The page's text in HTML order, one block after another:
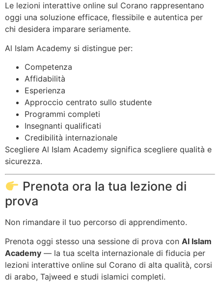
Le lezioni interattive online sul Corano rappresentano
oggi una soluzione efficace, flessibile e autentica per
chi desidera imparare seriamente.
Al Islam Academy si distingue per:
Competenza
Affidabilità
Esperienza
Approccio centrato sullo studente
Programmi completi
Insegnanti qualificati
Credibilità internazionale
Scegliere Al Islam Academy significa scegliere qualità e
sicurezza.
Prenota ora la tua lezione di
prova
Non rimandare il tuo percorso di apprendimento.
Prenota oggi stesso una sessione di prova con Al Islam
Academy — la tua scelta internazionale di fiducia per
lezioni interattive online sul Corano di alta qualità, corsi
di arabo, Tajweed e studi islamici completi.